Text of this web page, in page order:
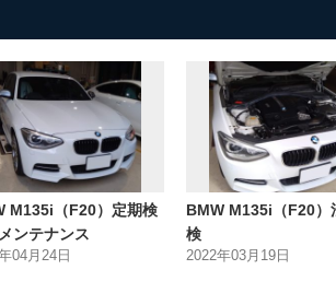
M135i（F20）定期検
ンテナンス
04月24日
BMW M135i（F20）
検
2022年03月19日